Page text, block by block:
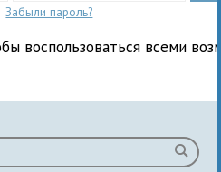
Забыли пароль?
воспользоваться всеми